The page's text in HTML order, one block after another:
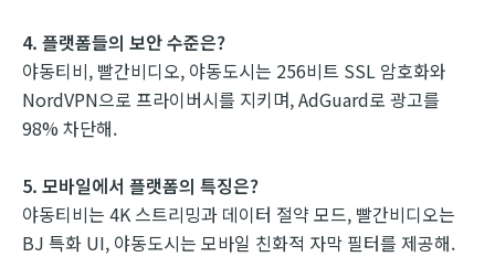
4. 플랫폼들의 보안 수준은?
야동티비, 빨간비디오, 야동도시는 256비트 SSL 암호화와
NordVPN으로 프라이버시를 지키며, AdGuard로 광고를
98% 차단해.
5. 모바일에서 플랫폼의 특징은?
야동티비는 4K 스트리밍과 데이터 절약 모드, 빨간비디오는
BJ 특화 UI, 야동도시는 모바일 친화적 자막 필터를 제공해.